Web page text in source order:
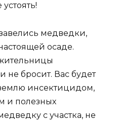
медведки,
осаде.
не бросит. Вас будет
инсектицидом,
и полезных
с участка, не